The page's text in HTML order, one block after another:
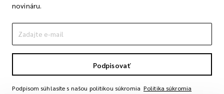
novináru.
Podpisovať
Podpisom súhlasíte s našou politikou súkromia Politika súkromia